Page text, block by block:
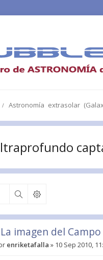
Astronomía extrasolar
La imagen del
enriketafalla » 10 Sep 2010,